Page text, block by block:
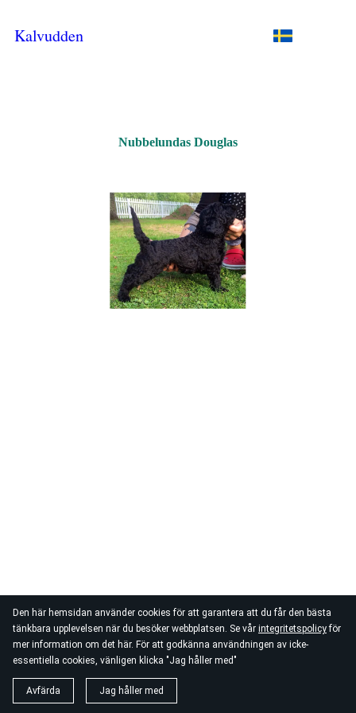
Den här hemsidan använder cookies för att garantera att du får den bästa
tänkbara upplevelsen när du besöker webbplatsen. Se vår integritetspolicyför
mer information om det här. För att godkänna användningen av icke-
essentiella cookies, vänligen klicka "Jag håller med"
Avfärda Jag håller med
Kalvudden
Nubbelundas Douglas